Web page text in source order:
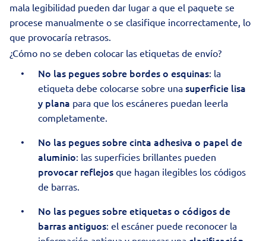
mala legibilidad pueden dar lugar a que el paquete se
procese manualmente o se clasifique incorrectamente, lo
que provocaría retrasos.
¿Cómo no se deben colocar las etiquetas de envío?
No las pegues sobre bordes o esquinas: la
etiqueta debe colocarse sobre una superficie lisa
y plana para que los escáneres puedan leerla
completamente.
No las pegues sobre cinta adhesiva o papel de
aluminio: las superficies brillantes pueden
provocar reflejos que hagan ilegibles los códigos
de barras.
No las pegues sobre etiquetas o códigos de
barras antiguos: el escáner puede reconocer la